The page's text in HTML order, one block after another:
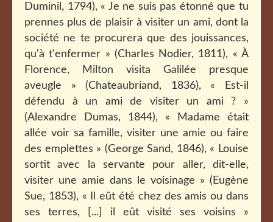
Duminil, 1794), « Je ne suis pas étonné que tu
prennes plus de plaisir à visiter un ami, dont la
société ne te procurera que des jouissances,
qu'à t'enfermer » (Charles Nodier, 1811), « À
Florence, Milton visita Galilée presque
aveugle » (Chateaubriand, 1836), « Est-il
défendu à un ami de visiter un ami ? »
(Alexandre Dumas, 1844), « Madame était
allée voir sa famille, visiter une amie ou faire
des emplettes » (George Sand, 1846), « Louise
sortit avec la servante pour aller, dit-elle,
visiter une amie dans le voisinage » (Eugène
Sue, 1853), « Il eût été chez des amis ou dans
ses terres, [...] il eût visité ses voisins »